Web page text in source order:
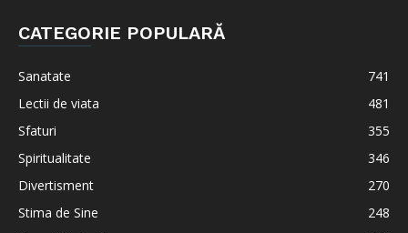
CATEGORIE POPULARĂ
Sanatate
741
Lectii de viata
481
Sfaturi
355
Spiritualitate
346
Divertisment
270
Stima de Sine
248